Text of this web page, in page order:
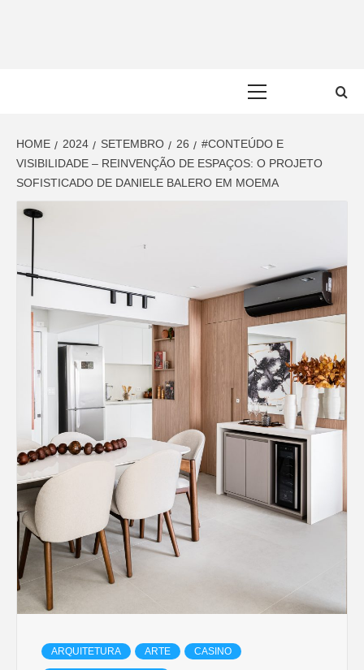
HOME 2024 SETEMBRO 26
#CONTEÚDO E
VISIBILIDADE – REINVENÇÃO DE ESPAÇOS: O PROJETO
SOFISTICADO DE DANIELE BALERO EM MOEMA
ARQUITETURA ARTE CASINO